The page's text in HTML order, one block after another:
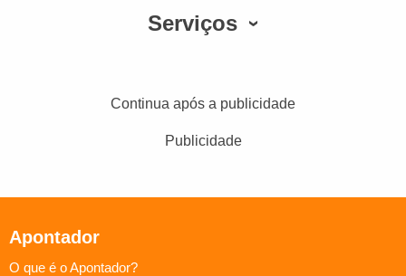
Serviços
Continua após a publicidade
Publicidade
Apontador
O que é o Apontador?